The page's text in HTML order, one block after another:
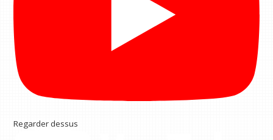
Regarder dessus